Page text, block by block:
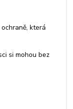
která
si mohou bez